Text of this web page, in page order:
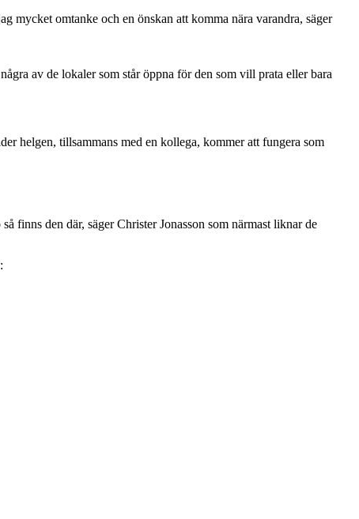
mycket omtanke och en önskan att komma nära varandra, säger
av de lokaler som står öppna för den som vill prata eller bara
helgen, tillsammans med en kollega, kommer att fungera som
finns den där, säger Christer Jonasson som närmast liknar de